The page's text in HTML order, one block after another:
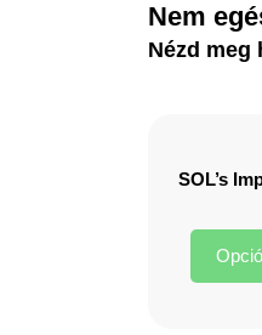
Nem
Nézd meg
SOL’s